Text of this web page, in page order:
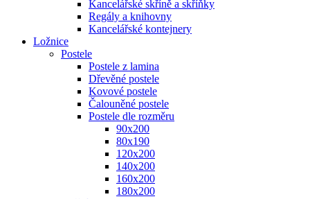
Kancelářské skříně a skříňky
Regály a knihovny
Kancelářské kontejnery
Ložnice
Postele
Postele z lamina
Dřevěné postele
Kovové postele
Čalouněné postele
Postele dle rozměru
90x200
80x190
120x200
140x200
160x200
180x200